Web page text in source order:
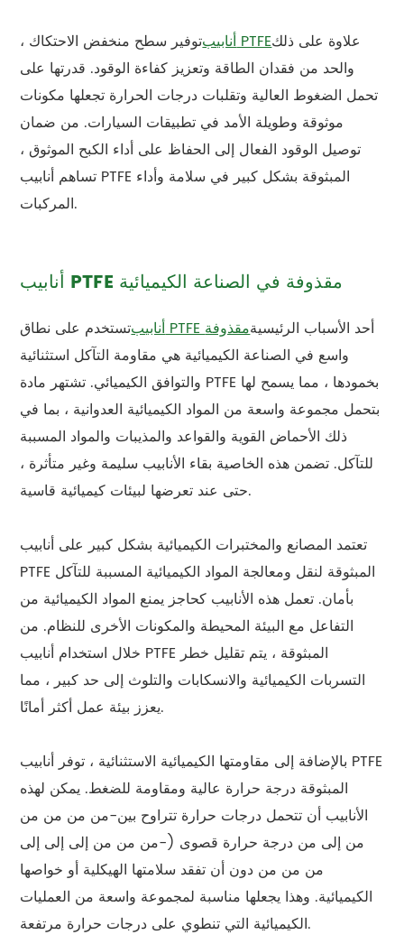
علاوة على ذلكأنابيب PTFE
توفير سطح منخفض الاحتكاك ،
والحد من فقدان الطاقة وتعزيز كفاءة الوقود. قدرتها على
تحمل الضغوط العالية وتقلبات درجات الحرارة تجعلها مكونات
موثوقة وطويلة الأمد في تطبيقات السيارات. من ضمان
توصيل الوقود الفعال إلى الحفاظ على أداء الكبح الموثوق ،
تساهم أنابيب PTFE المبثوقة بشكل كبير في سلامة وأداء
المركبات.
أنابيب PTFE مقذوفة في الصناعة الكيميائية
أحد الأسباب الرئيسيةأنابيب PTFE مقذوفة
تستخدم على نطاق
واسع في الصناعة الكيميائية هي مقاومة التآكل استثنائية
والتوافق الكيميائي. تشتهر مادة PTFE بخمودها ، مما يسمح لها
بتحمل مجموعة واسعة من المواد الكيميائية العدوانية ، بما في
ذلك الأحماض القوية والقواعد والمذيبات والمواد المسببة
للتآكل. تضمن هذه الخاصية بقاء الأنابيب سليمة وغير متأثرة ،
حتى عند تعرضها لبيئات كيميائية قاسية.
تعتمد المصانع والمختبرات الكيميائية بشكل كبير على أنابيب
PTFE المبثوقة لنقل ومعالجة المواد الكيميائية المسببة للتآكل
بأمان. تعمل هذه الأنابيب كحاجز يمنع المواد الكيميائية من
التفاعل مع البيئة المحيطة والمكونات الأخرى للنظام. من
خلال استخدام أنابيب PTFE المبثوقة ، يتم تقليل خطر
التسربات الكيميائية والانسكابات والتلوث إلى حد كبير ، مما
يعزز بيئة عمل أكثر أمانًا.
بالإضافة إلى مقاومتها الكيميائية الاستثنائية ، توفر أنابيب PTFE
المبثوقة درجة حرارة عالية ومقاومة للضغط. يمكن لهذه
الأنابيب أن تتحمل درجات حرارة تتراوح بين-من من من من
من إلى من درجة حرارة قصوى (-من من من إلى إلى إلى
من من من دون أن تفقد سلامتها الهيكلية أو خواصها
الكيميائية. وهذا يجعلها مناسبة لمجموعة واسعة من العمليات
الكيميائية التي تنطوي على درجات حرارة مرتفعة.